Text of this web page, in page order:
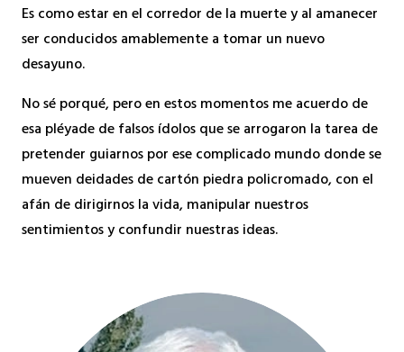
Es como estar en el corredor de la muerte y al amanecer
ser conducidos amablemente a tomar un nuevo
desayuno.
No sé porqué, pero en estos momentos me acuerdo de
esa pléyade de falsos ídolos que se arrogaron la tarea de
pretender guiarnos por ese complicado mundo donde se
mueven deidades de cartón piedra policromado, con el
afán de dirigirnos la vida, manipular nuestros
sentimientos y confundir nuestras ideas.